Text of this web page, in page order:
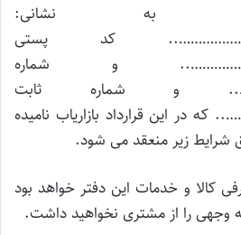
به نشانی:
کد پستی
و شماره
و شماره ثابت
این قرارداد بازاریاب نامیده
زیر منعقد می شود.
کالا و خدمات این دفتر خواهد بود
وجهی را از مشتری نخواهید داشت.